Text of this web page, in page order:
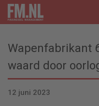
Wapenfabrikant
waard door
12 juni 2023